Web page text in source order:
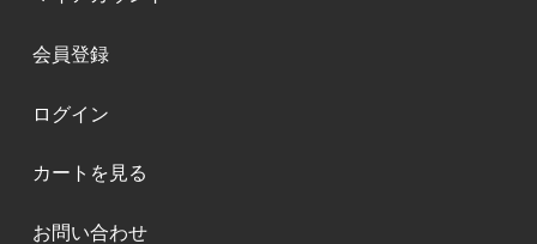
会員登録
ログイン
カートを見る
お問い合わせ